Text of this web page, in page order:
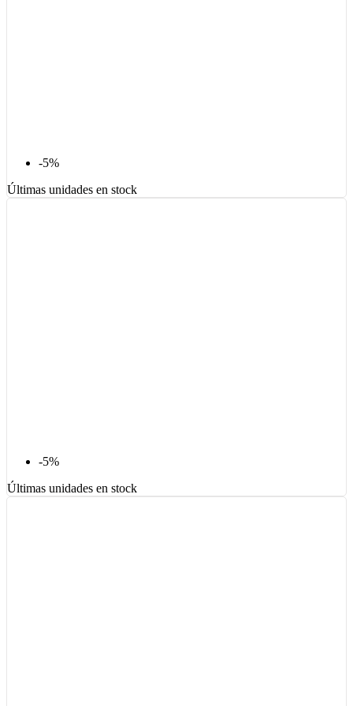
-5%
Últimas unidades en stock
-5%
Últimas unidades en stock